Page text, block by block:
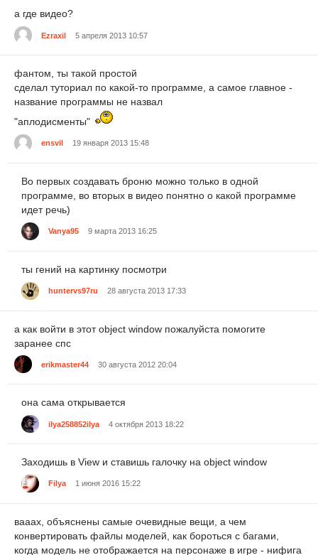
а где видео?
Ezraxil 5 апреля 2013 10:57
фантом, ты такой простой
сделал туториал по какой-то программе, а самое главное -
название программы не назвал
"аплодисменты"
ensvil 19 января 2013 15:48
Во первых создавать броню можно только в одной
программе, во вторых в видео понятно о какой программе
идет речь)
Vanya95 9 марта 2013 16:25
ты гений на картинку посмотри
huntervs97ru 28 августа 2013 17:33
а как войти в этот object window пожалуйста помогите
заранее спс
erikmaster44 30 августа 2012 20:04
она сама открывается
ilya258852ilya 4 октября 2013 18:22
Заходишь в View и ставишь галочку на object window
Filya 1 июня 2016 15:22
вааах, объяснены самые очевидные вещи, а чем
конвертировать файлы моделей, как бороться с багами,
когда модель не отображается на персонаже в игре - нифига